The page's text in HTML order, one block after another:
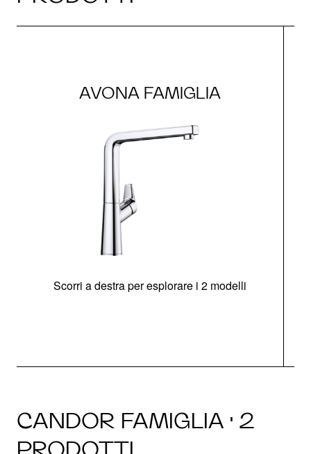
AVONA FAMIGLIA
Scorri a destra per esplorare i 2 modelli
CANDOR FAMIGLIA · 2